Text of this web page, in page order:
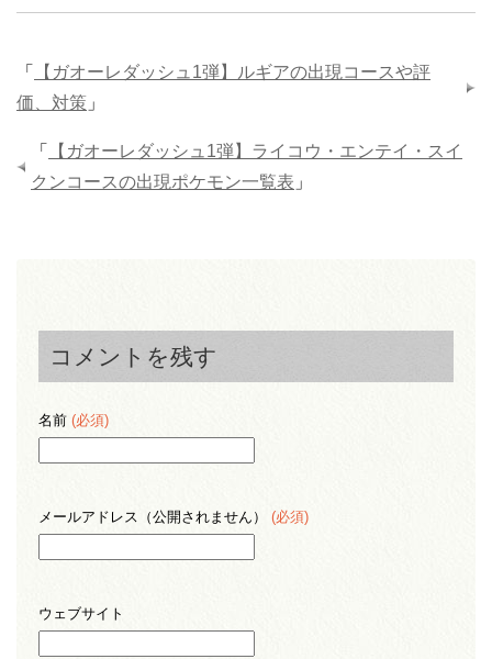
「
【ガオーレダッシュ1弾】ルギアの出現コースや評
価、対策 」
「
【ガオーレダッシュ1弾】ライコウ・エンテイ・スイ
クンコースの出現ポケモン一覧表 」
コメントを残す
名前 (必須)
メールアドレス（公開されません） (必須)
ウェブサイト